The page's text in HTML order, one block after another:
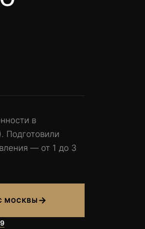
в
Подготовили
— от 1 до 3
МОСКВЫ →